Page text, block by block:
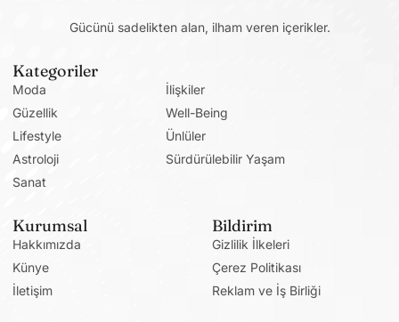
Gücünü sadelikten alan, ilham veren içerikler.
Kategoriler
Moda
Güzellik
Lifestyle
Astroloji
Sanat
İlişkiler
Well-Being
Ünlüler
Sürdürülebilir Yaşam
Kurumsal
Hakkımızda
Künye
İletişim
Bildirim
Gizlilik İlkeleri
Çerez Politikası
Reklam ve İş Birliği